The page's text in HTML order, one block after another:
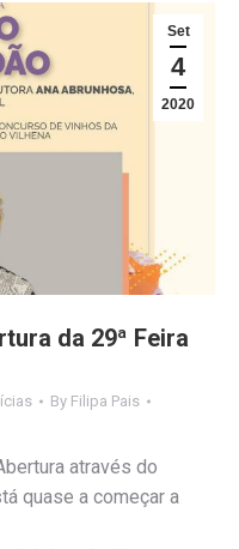
Set
4
2020
da 29ª Feira
By Filipa Pais
através do
quase a começar a